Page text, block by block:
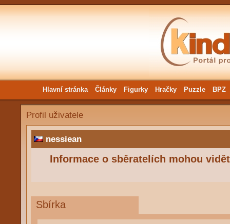
Hlavní stránka Články Figurky Hračky Puzzle BPZ
Profil uživatele
nessiean
Informace o sběratelích mohou
Sbírka